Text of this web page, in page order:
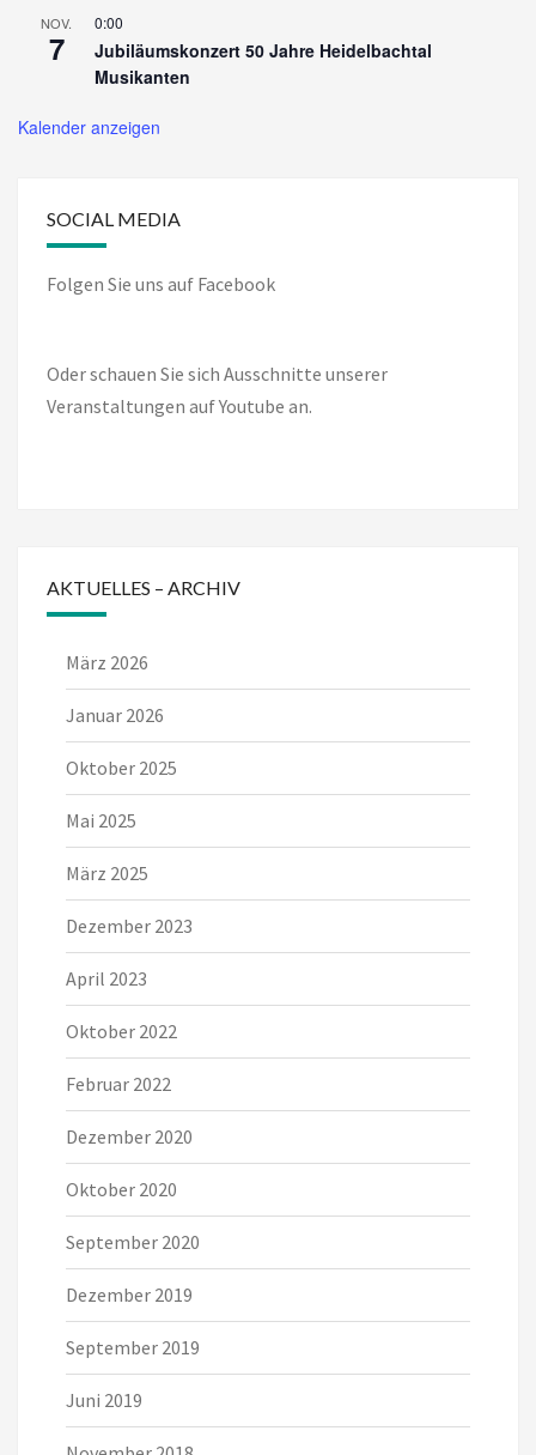
NOV.
7
0:00
Jubiläumskonzert 50 Jahre Heidelbachtal
Musikanten
Kalender anzeigen
SOCIAL MEDIA
Folgen Sie uns auf Facebook
Oder schauen Sie sich Ausschnitte unserer
Veranstaltungen auf Youtube an.
AKTUELLES – ARCHIV
März 2026
Januar 2026
Oktober 2025
Mai 2025
März 2025
Dezember 2023
April 2023
Oktober 2022
Februar 2022
Dezember 2020
Oktober 2020
September 2020
Dezember 2019
September 2019
Juni 2019